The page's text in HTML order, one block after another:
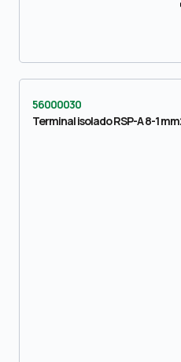
56000030
Terminal isolado RSP-A 8-1